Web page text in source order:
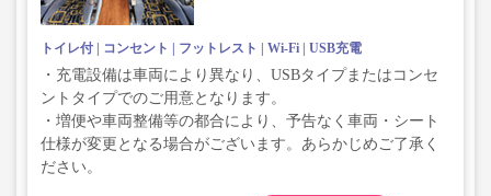
トイレ付 コンセント フットレスト Wi-Fi USB充電
・充電設備は車両により異なり、USBタイプまたはコンセ
ントタイプでのご用意となります。
・増便や車両整備等の都合により、予告なく車両・シート
仕様が変更となる場合がございます。あらかじめご了承く
ださい。